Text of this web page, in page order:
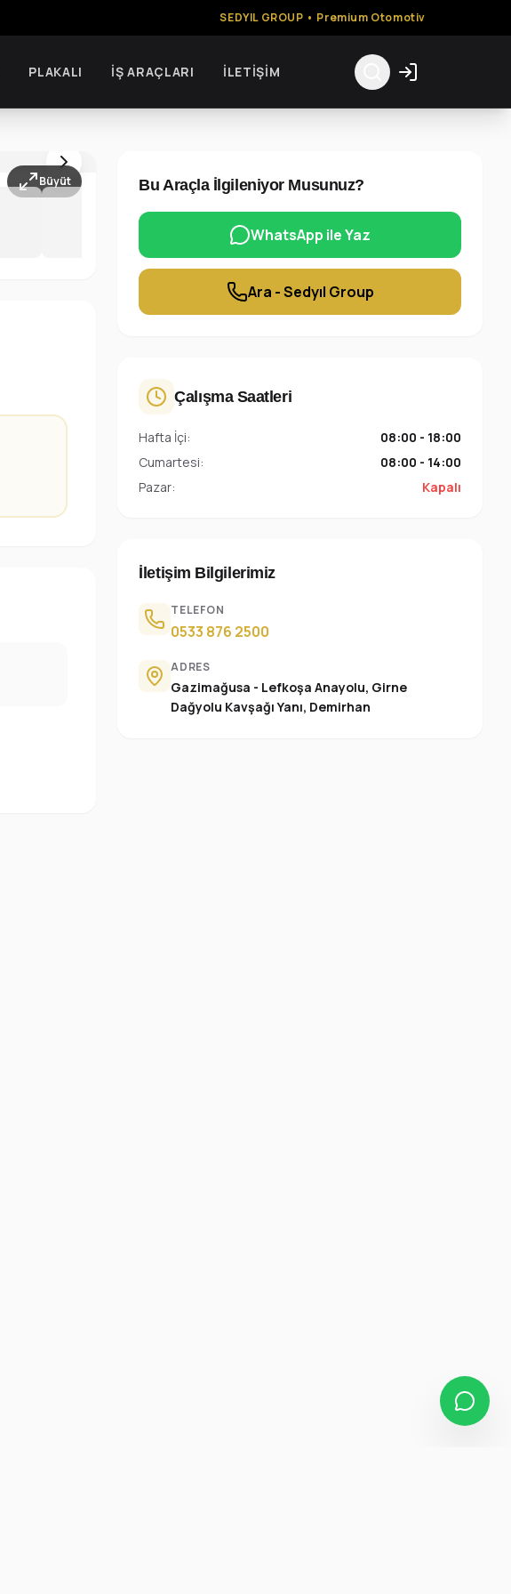
SEDYIL GROUP • Premium Otomotiv
PLAKALI İŞ ARAÇLARI İLETIŞIM
Büyüt Bu Araçla İlgileniyor Musunuz?
WhatsApp ile Yaz
Ara - Sedyıl Group
Çalışma Saatleri
Hafta İçi:
08:00 - 18:00
Cumartesi:
08:00 - 14:00
Pazar:
Kapalı
İletişim Bilgilerimiz
TELEFON
0533 876 2500
ADRES
Gazimağusa - Lefkoşa Anayolu, Girne
Dağyolu Kavşağı Yanı, Demirhan